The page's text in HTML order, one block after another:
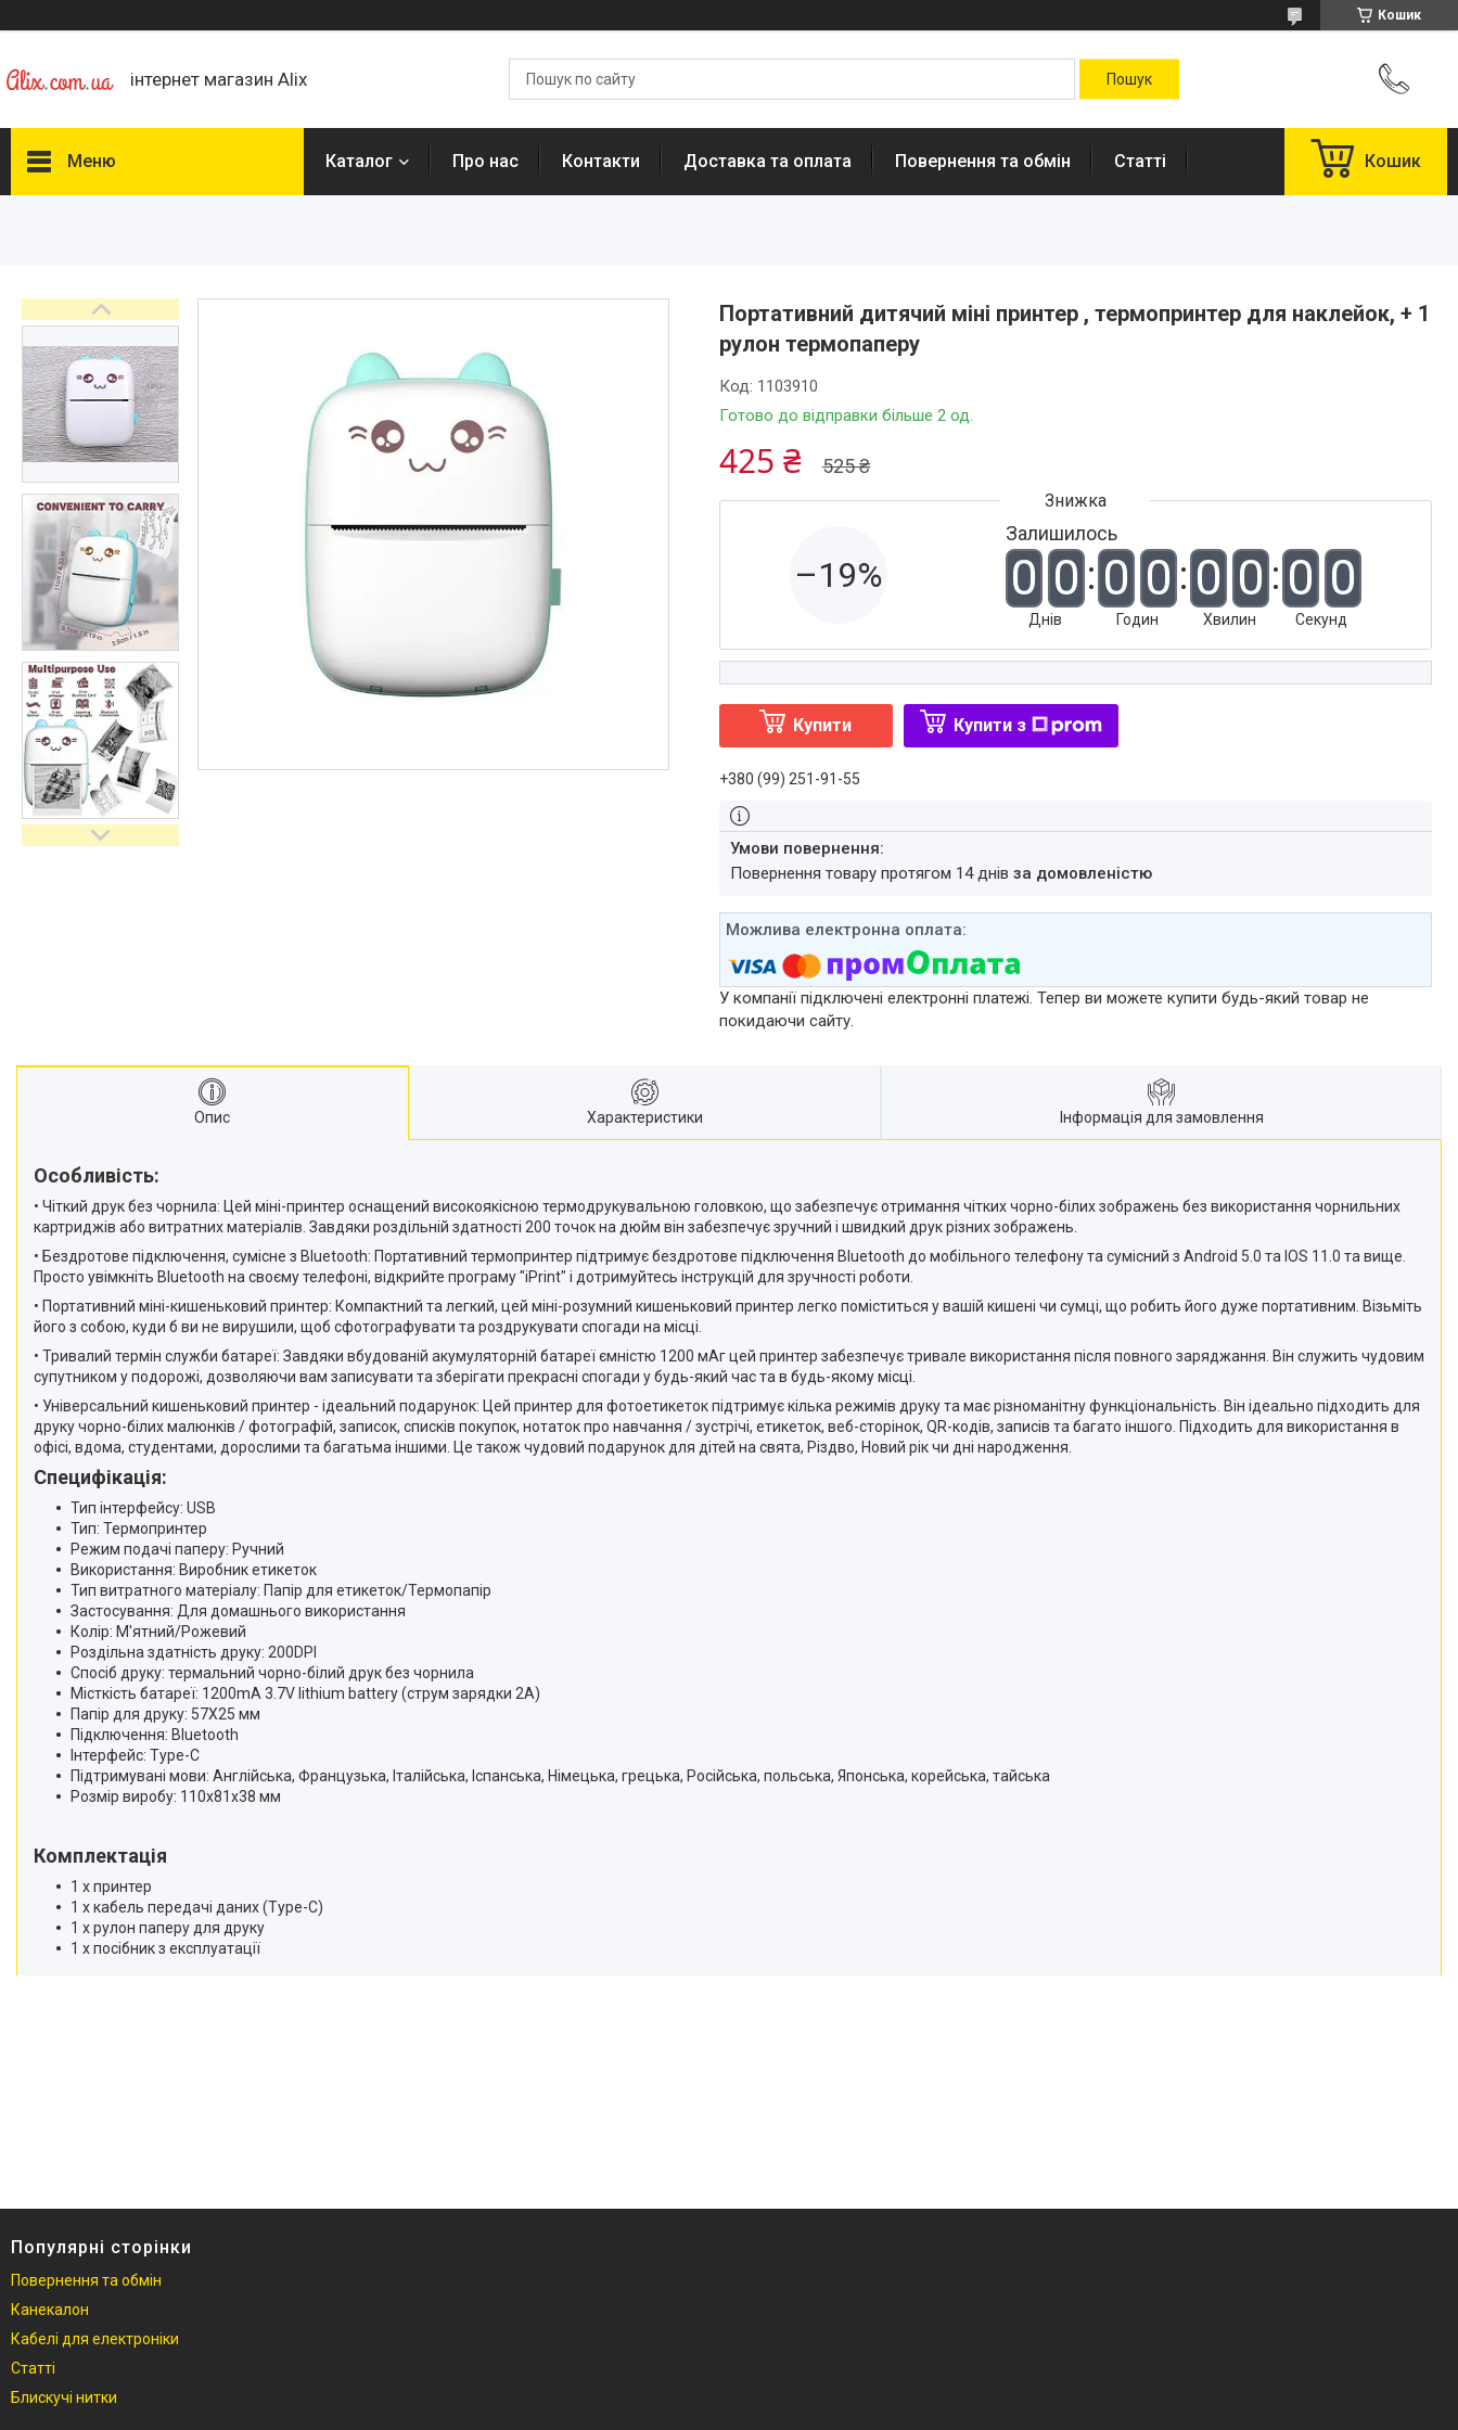
Кошик
інтернет магазин Alix
Меню Каталог Про нас Контакти Доставка та оплата Повернення та обмін Статті Кошик
Портативний дитячий міні принтер , термопринтер для наклейок, + 1
рулон термопаперу
Готово до відправки більше 2 од.
Код: 1103910
525 ₴
425 ₴
–19%
Залишилось
0 0
Днів
0 0
Годин
0 0
Хвилин
0 0
Секунд
Купити Купити з
+380 (99) 251-91-55
повернення товару протягом 14 днів за домовленістю
У компанії підключені електронні платежі. Тепер ви можете купити будь-який товар не
покидаючи сайту.
Опис Характеристики Інформація для замовлення
Особливість:
• Чіткий друк без чорнила: Цей міні-принтер оснащений високоякісною термодрукувальною головкою, що забезпечує отримання чітких чорно-білих зображень без використання чорнильних
картриджів або витратних матеріалів. Завдяки роздільній здатності 200 точок на дюйм він забезпечує зручний і швидкий друк різних зображень.
• Бездротове підключення, сумісне з Bluetooth: Портативний термопринтер підтримує бездротове підключення Bluetooth до мобільного телефону та сумісний з Android 5.0 та IOS 11.0 та вище.
Просто увімкніть Bluetooth на своєму телефоні, відкрийте програму "iPrint" і дотримуйтесь інструкцій для зручності роботи.
• Портативний міні-кишеньковий принтер: Компактний та легкий, цей міні-розумний кишеньковий принтер легко поміститься у вашій кишені чи сумці, що робить його дуже портативним. Візьміть
його з собою, куди б ви не вирушили, щоб сфотографувати та роздрукувати спогади на місці.
• Тривалий термін служби батареї: Завдяки вбудованій акумуляторній батареї ємністю 1200 мАг цей принтер забезпечує тривале використання після повного заряджання. Він служить чудовим
супутником у подорожі, дозволяючи вам записувати та зберігати прекрасні спогади у будь-який час та в будь-якому місці.
• Універсальний кишеньковий принтер - ідеальний подарунок: Цей принтер для фотоетикеток підтримує кілька режимів друку та має різноманітну функціональність. Він ідеально підходить для
друку чорно-білих малюнків / фотографій, записок, списків покупок, нотаток про навчання / зустрічі, етикеток, веб-сторінок, QR-кодів, записів та багато іншого. Підходить для використання в
офісі, вдома, студентами, дорослими та багатьма іншими. Це також чудовий подарунок для дітей на свята, Різдво, Новий рік чи дні народження.
Специфікація:
Тип інтерфейсу: USB
Тип: Термопринтер
Режим подачі паперу: Ручний
Використання: Виробник етикеток
Тип витратного матеріалу: Папір для етикеток/Термопапір
Застосування: Для домашнього використання
Колір: М'ятний/Рожевий
Роздільна здатність друку: 200DPI
Спосіб друку: термальний чорно-білий друк без чорнила
Місткість батареї: 1200mA 3.7V lithium battery (струм зарядки 2А)
Папір для друку: 57X25 мм
Підключення: Bluetooth
Інтерфейс: Type-C
Підтримувані мови: Англійська, Французька, Італійська, Іспанська, Німецька, грецька, Російська, польська, Японська, корейська, тайська
Розмір виробу: 110x81x38 мм
Комплектація
1 х принтер
1 x кабель передачі даних (Type-C)
1 x рулон паперу для друку
1 x посібник з експлуатації
Популярні сторінки
Повернення та обмін
Канекалон
Кабелі для електроніки
Статті
Блискучі нитки